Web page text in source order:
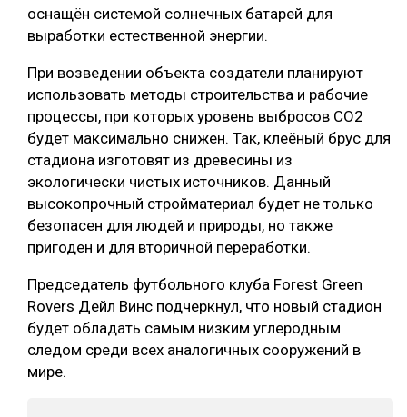
СОРТИРОВКА ДРЕВЕСИНЫ
СУШКА ДРЕВЕСИНЫ
МЕБЕЛЬНОЕ ПРОИЗВОДСТВО
оснащён системой солнечных батарей для
выработки естественной энергии.
При возведении объекта создатели планируют
использовать методы строительства и рабочие
процессы, при которых уровень выбросов CO2
будет максимально снижен. Так, клеёный брус для
стадиона изготовят из древесины из
экологически чистых источников. Данный
высокопрочный стройматериал будет не только
безопасен для людей и природы, но также
пригоден и для вторичной переработки.
Председатель футбольного клуба Forest Green
Rovers Дейл Винс подчеркнул, что новый стадион
будет обладать самым низким углеродным
следом среди всех аналогичных сооружений в
мире.